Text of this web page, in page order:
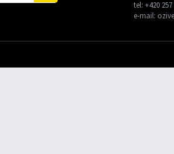
tel: +420
e-mail: